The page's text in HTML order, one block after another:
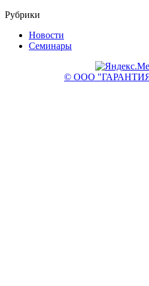
Рубрики
Новости
Семинары
© ООО "ГАРАНТИЯ"